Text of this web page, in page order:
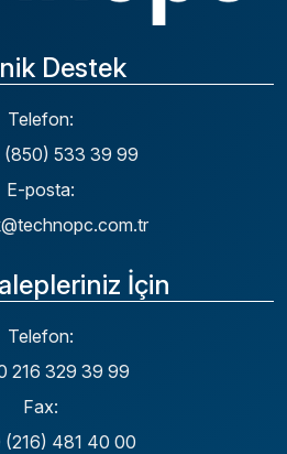
Destek
Telefon:
533 39 99
E-posta:
İçin
Telefon:
216 329 39 99
Fax:
(216) 481 40 00